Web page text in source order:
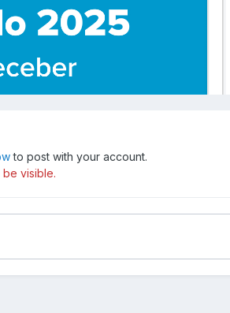
to post with your account.
visible.